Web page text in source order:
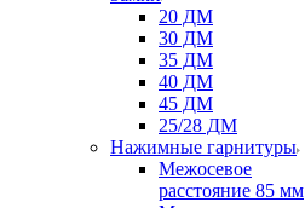
20 ДМ
30 ДМ
35 ДМ
40 ДМ
45 ДМ
25/28 ДМ
Нажимные гарнитуры
Межосевое
расстояние 85 мм